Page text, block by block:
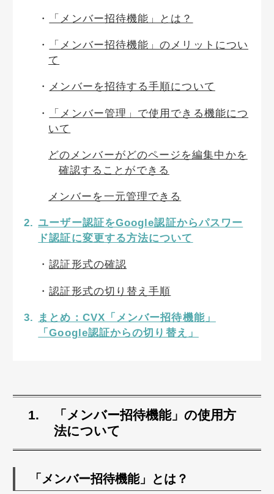
「メンバー招待機能」とは？
「メンバー招待機能」のメリットについ
て
メンバーを招待する手順について
「メンバー管理」で使用できる機能につ
いて
どのメンバーがどのページを編集中かを
確認することができる
メンバーを一元管理できる
ユーザー認証をGoogle認証からパスワー
ド認証に変更する方法について
認証形式の確認
認証形式の切り替え手順
まとめ：CVX「メンバー招待機能」
「Google認証からの切り替え」
「メンバー招待機能」の使用方
法について
「メンバー招待機能」とは？